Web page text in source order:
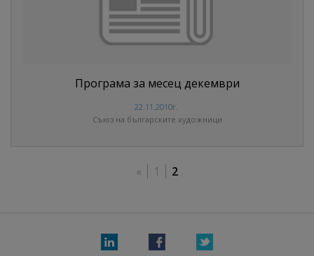
Програма за месец декември
22.11.2010г.
Съюз на българските художници
« 1 2